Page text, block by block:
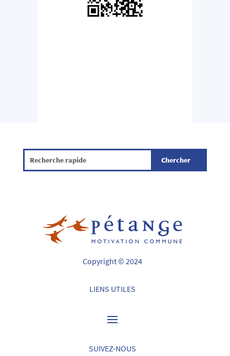
Copyright © 2024
LIENS UTILES
SUIVEZ-NOUS